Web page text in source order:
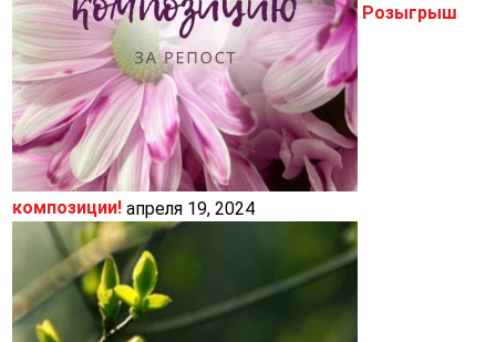
Розыгрыш
композиции! апреля 19, 2024